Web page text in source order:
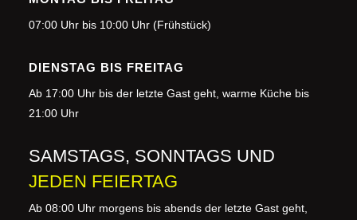
07:00 Uhr bis 10:00 Uhr (Frühstück)
DIENSTAG BIS FREITAG
Ab 17:00 Uhr bis der letzte Gast geht, warme Küche bis
21:00 Uhr
SAMSTAGS, SONNTAGS UND
JEDEN FEIERTAG
Ab 08:00 Uhr morgens bis abends der letzte Gast geht,